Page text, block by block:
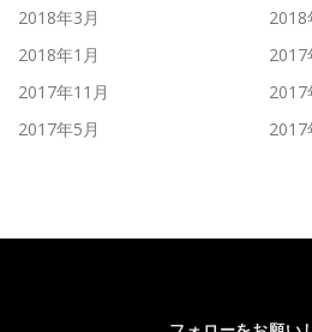
2018年3月
2018
2018年1月
2017
2017年11月
2017
2017年5月
2017